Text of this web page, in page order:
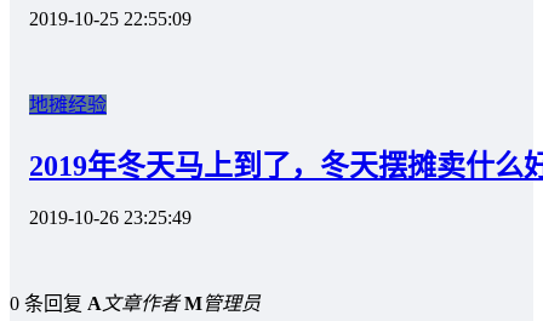
2019-10-25 22:55:09
地摊经验
2019年冬天马上到了，冬天摆摊卖什么
2019-10-26 23:25:49
0 条回复 A文章作者 M管理员